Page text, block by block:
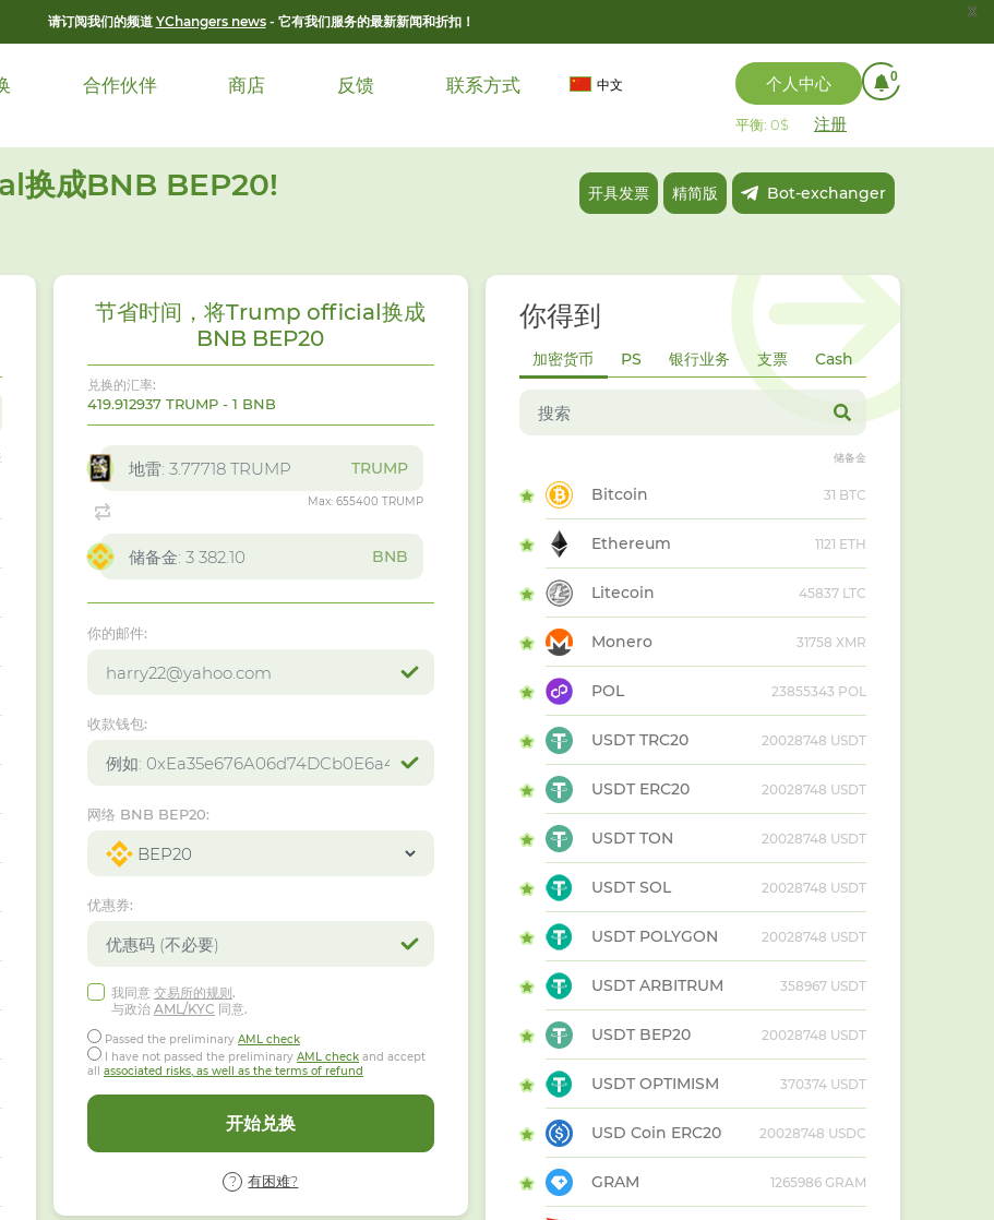
请订阅我们的频道 YChangers news- 它有我们服务的最新新闻和折扣！
x
合作伙伴 商店 反馈 联系方式 中文 个人中心
平衡: 0$ 注册
0
换成BNB BEP20! 开具发票 精简版 Bot-exchanger
节省时间，将Trump official换成
BNB BEP20
兑换的汇率:
419.912937 TRUMP - 1 BNB
TRUMP
Max: 655400 TRUMP
BNB
你的邮件:
收款钱包:
网络 BNB BEP20:
优惠券:
我同意 交易所的规则.
与政治 AML/KYC 同意.
Passed the preliminary AML check
I have not passed the preliminary AML checkand accept
all associated risks, as well as the terms of refund
开始兑换
有困难?
你得到
加密货币 PS 银行业务 支票 Cash
储备金
Bitcoin 31 BTC
Ethereum 1121 ETH
Litecoin 45837 LTC
Monero 31758 XMR
POL 23855343 POL
USDT TRC20 20028748 USDT
USDT ERC20 20028748 USDT
USDT TON 20028748 USDT
USDT SOL 20028748 USDT
USDT POLYGON 20028748 USDT
USDT ARBITRUM 358967 USDT
USDT BEP20 20028748 USDT
USDT OPTIMISM 370374 USDT
USD Coin ERC20 20028748 USDC
GRAM 1265986 GRAM